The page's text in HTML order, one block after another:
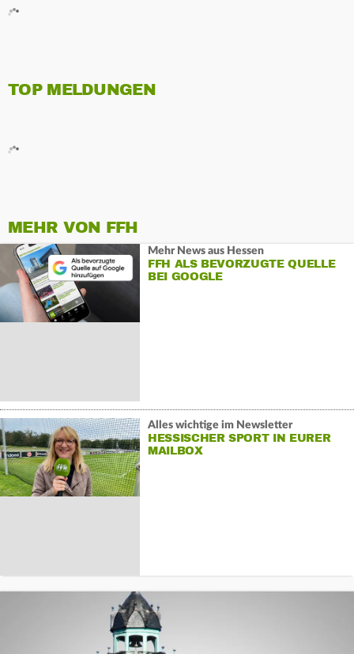
TOP MELDUNGEN
MEHR VON FFH
Mehr News aus Hessen
FFH ALS BEVORZUGTE QUELLE
BEI GOOGLE
Alles wichtige im Newsletter
HESSISCHER SPORT IN EURER
MAILBOX